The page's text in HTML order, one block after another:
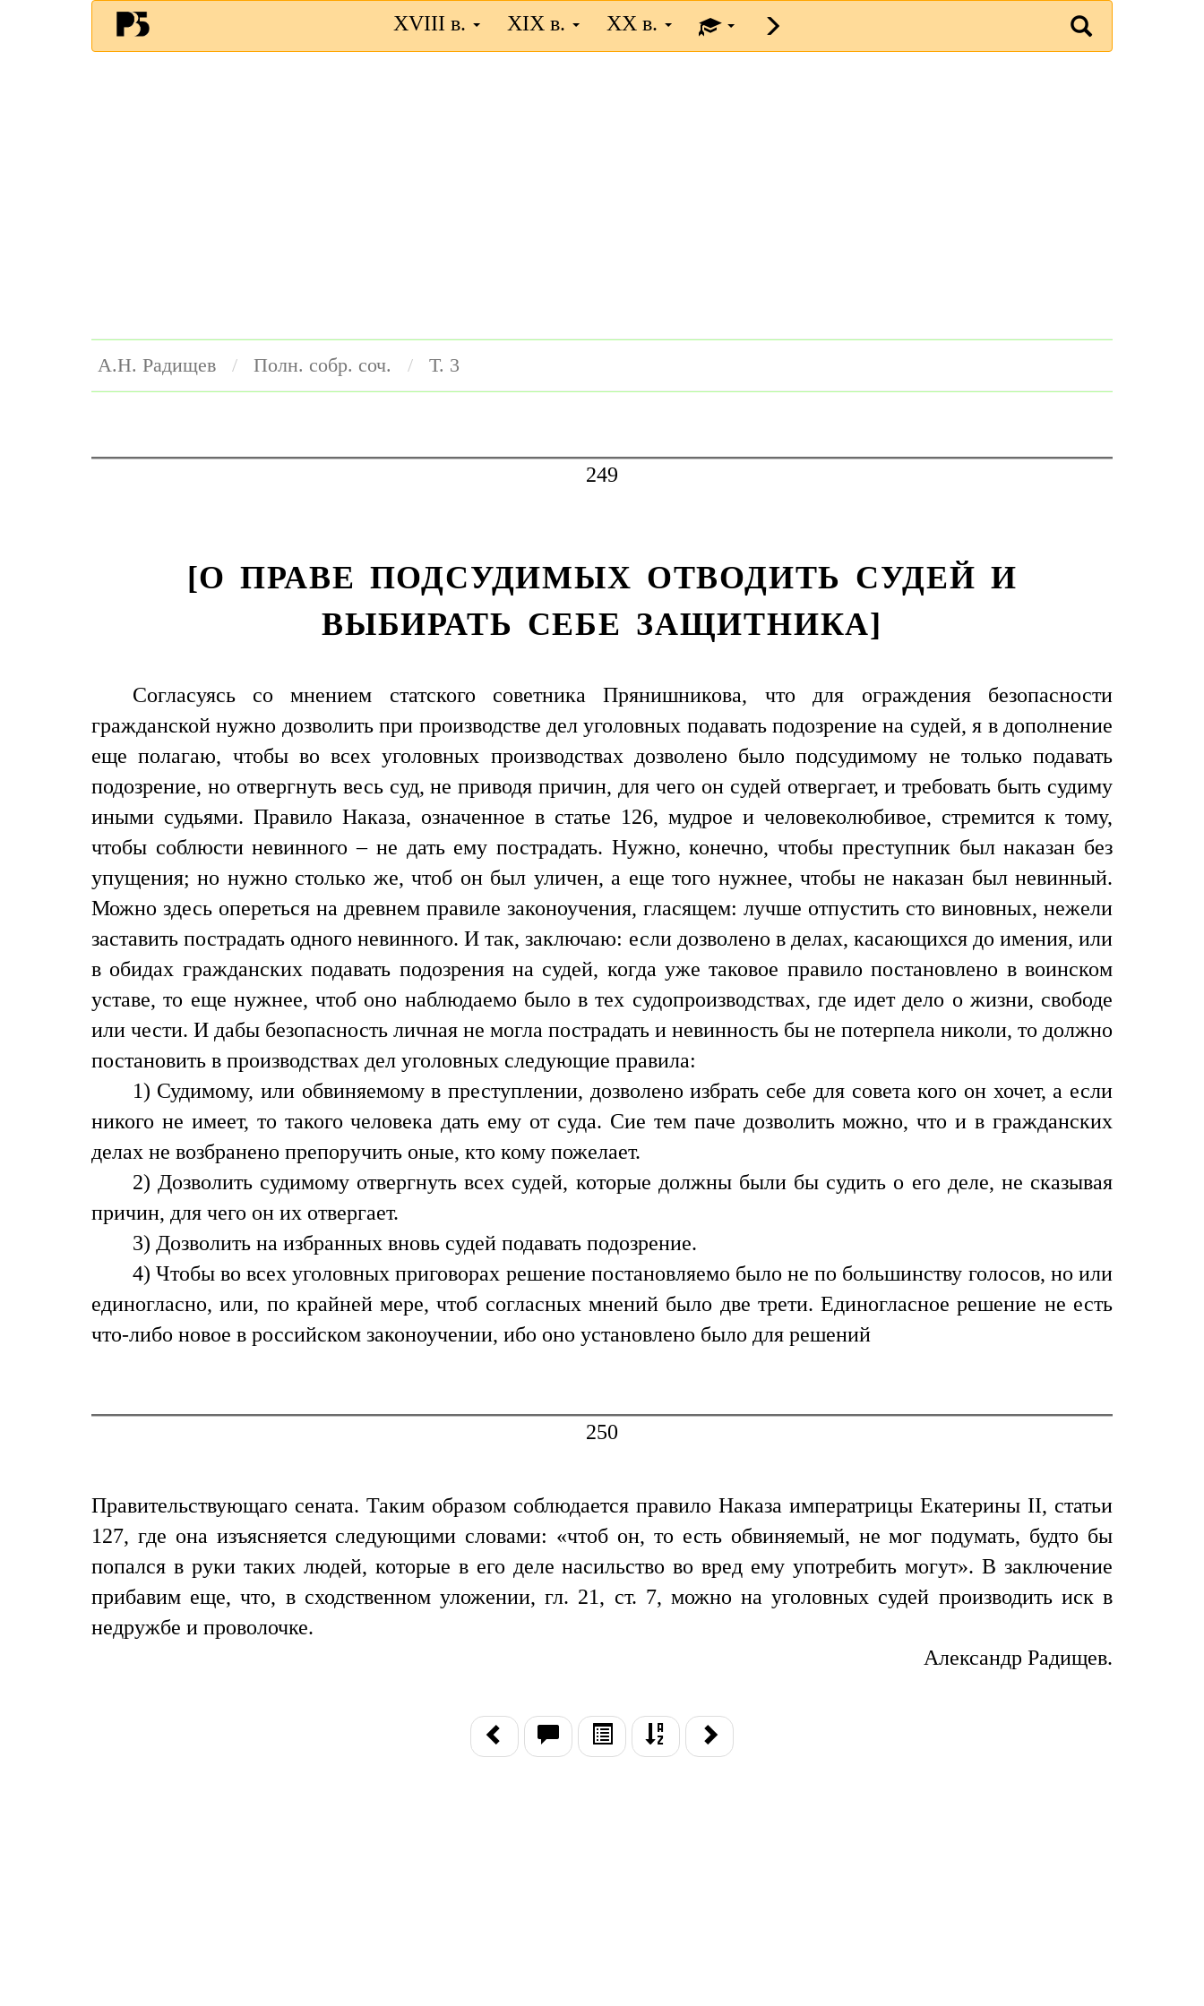
XVIII в. XIX в. XX в.
А.Н. Радищев Полн. собр. соч. Т. 3
249
[О ПРАВЕ ПОДСУДИМЫХ ОТВОДИТЬ СУДЕЙ И
ВЫБИРАТЬ СЕБЕ ЗАЩИТНИКА]
Согласуясь со мнением статского советника Прянишникова, что для ограждения безопасности
гражданской нужно дозволить при производстве дел уголовных подавать подозрение на судей, я в дополнение
еще полагаю, чтобы во всех уголовных производствах дозволено было подсудимому не только подавать
подозрение, но отвергнуть весь суд, не приводя причин, для чего он судей отвергает, и требовать быть судиму
иными судьями. Правило Наказа, означенное в статье 126, мудрое и человеколюбивое, стремится к тому,
чтобы соблюсти невинного – не дать ему пострадать. Нужно, конечно, чтобы преступник был наказан без
упущения; но нужно столько же, чтоб он был уличен, а еще того нужнее, чтобы не наказан был невинный.
Можно здесь опереться на древнем правиле законоучения, гласящем: лучше отпустить сто виновных, нежели
заставить пострадать одного невинного. И так, заключаю: если дозволено в делах, касающихся до имения, или
в обидах гражданских подавать подозрения на судей, когда уже таковое правило постановлено в воинском
уставе, то еще нужнее, чтоб оно наблюдаемо было в тех судопроизводствах, где идет дело о жизни, свободе
или чести. И дабы безопасность личная не могла пострадать и невинность бы не потерпела николи, то должно
постановить в производствах дел уголовных следующие правила:
1) Судимому, или обвиняемому в преступлении, дозволено избрать себе для совета кого он хочет, а если
никого не имеет, то такого человека дать ему от суда. Сие тем паче дозволить можно, что и в гражданских
делах не возбранено препоручить оные, кто кому пожелает.
2) Дозволить судимому отвергнуть всех судей, которые должны были бы судить о его деле, не сказывая
причин, для чего он их отвергает.
3) Дозволить на избранных вновь судей подавать подозрение.
4) Чтобы во всех уголовных приговорах решение постановляемо было не по большинству голосов, но или
единогласно, или, по крайней мере, чтоб согласных мнений было две трети. Единогласное решение не есть
что-либо новое в российском законоучении, ибо оно установлено было для решений
250
Правительствующаго сената. Таким образом соблюдается правило Наказа императрицы Екатерины II, статьи
127, где она изъясняется следующими словами: «чтоб он, то есть обвиняемый, не мог подумать, будто бы
попался в руки таких людей, которые в его деле насильство во вред ему употребить могут». В заключение
прибавим еще, что, в сходственном уложении, гл. 21, ст. 7, можно на уголовных судей производить иск в
недружбе и проволочке.
Александр Радищев.